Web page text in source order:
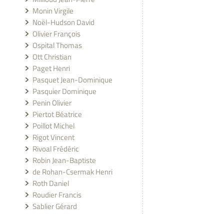
Monin Virgile
Noël-Hudson David
Olivier François
Ospital Thomas
Ott Christian
Paget Henri
Pasquet Jean-Dominique
Pasquier Dominique
Penin Olivier
Piertot Béatrice
Poillot Michel
Rigot Vincent
Rivoal Frédéric
Robin Jean-Baptiste
de Rohan-Csermak Henri
Roth Daniel
Roudier Francis
Sablier Gérard